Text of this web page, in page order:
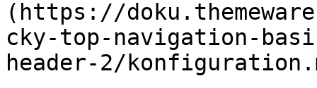
(https://
cky-top-navigation-
header-2/